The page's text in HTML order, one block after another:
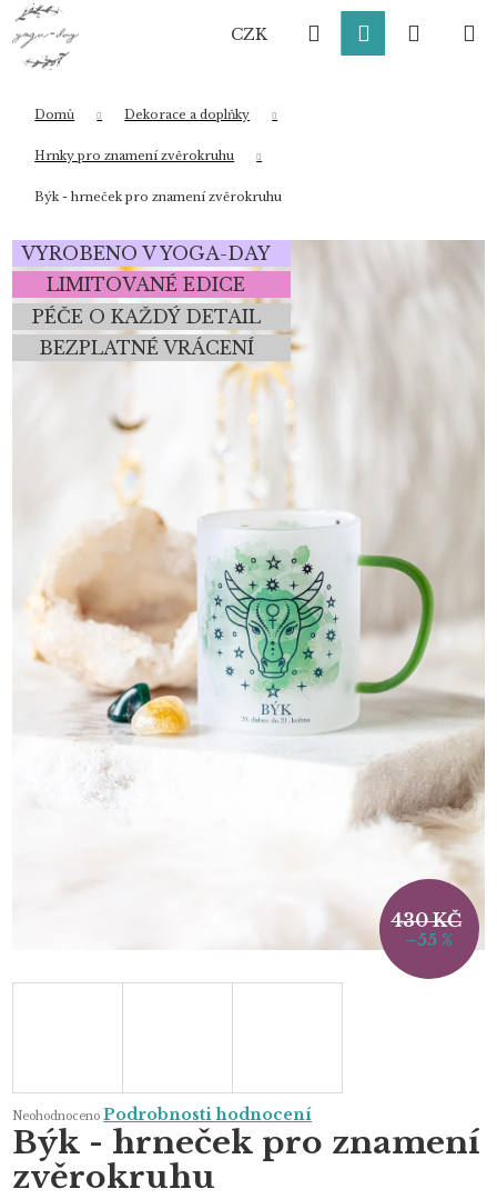
Přejít
obsah
CZK HledatPřihlášení
Domů Dekorace a doplňky
Hrnky pro znamení zvěrokruhu
Býk - hrneček pro znamení zvěrokruhu
Průměrné
hodnocení
produktu
je
0,0
z
Neohodnoceno Podrobnosti hodnocení
Býk - hrneček pro znamení
zvěrokruhu
VYROBENO V YOGA-DAY
LIMITOVANÉ EDICE
PÉČE O KAŽDÝ DETAIL
BEZPLATNÉ VRÁCENÍ
430 KČ
–55 %
K
o
Zpět
Zpět
Co potřebujete najít?
Doporučujeme